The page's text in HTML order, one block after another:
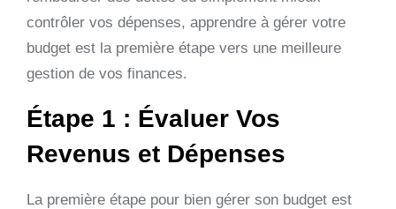
contrôler vos dépenses, apprendre à gérer votre
budget est la première étape vers une meilleure
gestion de vos finances.
Étape 1 : Évaluer Vos
Revenus et Dépenses
La première étape pour bien gérer son budget est